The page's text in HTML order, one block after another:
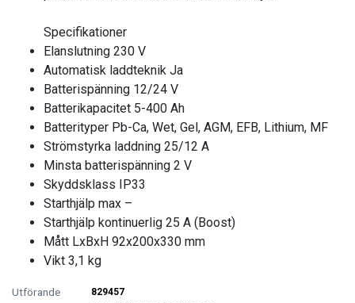
LYFT OCH LAST
MATERIALHANTERING
MOTORCYKEL VERKSTAD
OLJA OCH KEM
OLJE OCH SMÖRJHANTERING
PUMPAR
Specifikationer
Elanslutning 230 V
Automatisk laddteknik Ja
Batterispänning 12/24 V
Batterikapacitet 5-400 Ah
Batterityper Pb-Ca, Wet, Gel, AGM, EFB, Lithium, MF
Strömstyrka laddning 25/12 A
Minsta batterispänning 2 V
Skyddsklass IP33
Starthjälp max –
Starthjälp kontinuerlig 25 A (Boost)
Mått LxBxH 92x200x330 mm
Vikt 3,1 kg
829457